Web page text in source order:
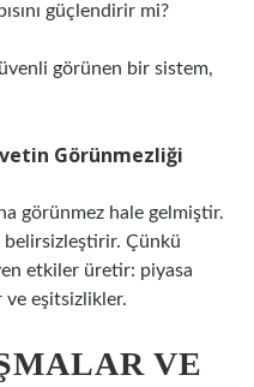
güçlendirir mi?
görünen bir sistem,
Görünmezliği
görünmez hale gelmiştir.
Çünkü
etkiler üretir: piyasa
ve eşitsizlikler.
VE